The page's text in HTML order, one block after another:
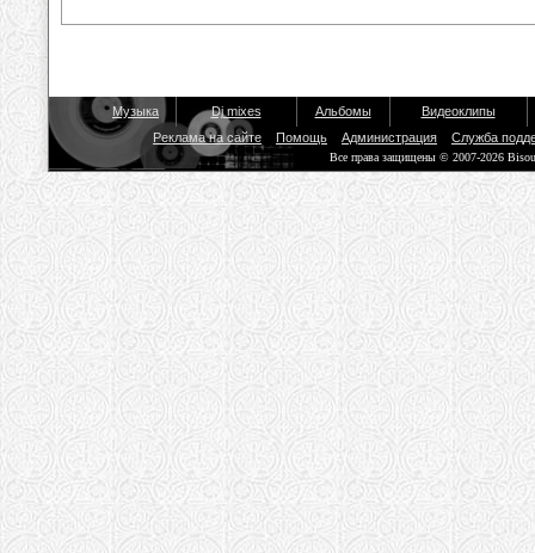
Музыка Dj mixes Альбомы
Видеоклипы
Реклама на сайте
Помощь Администрация Служба
Все права защищены © 2007-2026